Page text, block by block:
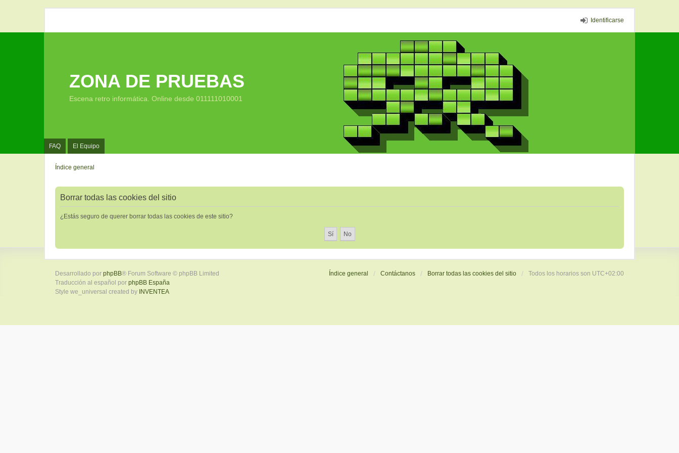
Identificarse
FAQ El Equipo
ZONA DE PRUEBAS
Escena retro informática. Online desde 011111010001
Índice general
Borrar todas las cookies del sitio
¿Estás seguro de querer borrar todas las cookies de este sitio?
Índice general Contáctanos Borrar todas las cookies del sitio Todos los horarios son UTC+02:00
Desarrollado por phpBB® Forum Software © phpBB Limited
Traducción al español por phpBB España
Style we_universal created by INVENTEA